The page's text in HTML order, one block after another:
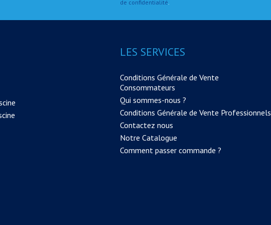
de confidentialité
LES SERVICES
Conditions Générale de Vente
Consommateurs
Qui sommes-nous ?
Conditions Générale de Vente Professionnels
Contactez nous
Notre Catalogue
Comment passer commande ?